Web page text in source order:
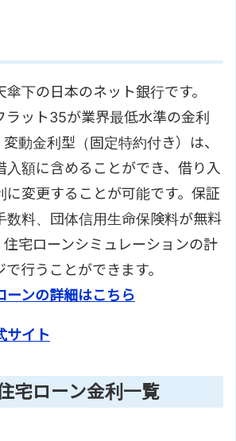
下の日本のネット銀行です。
ラット35が業界最低水準の金利
動金利型（固定特約付き）は、
入額に含めることができ、借り入
に変更することが可能です。保証
数料、団体信用生命保険料が無料
住宅ローンシミュレーションの計
行うことができます。
ーンの詳細はこちら
サイト
宅ローン金利一覧